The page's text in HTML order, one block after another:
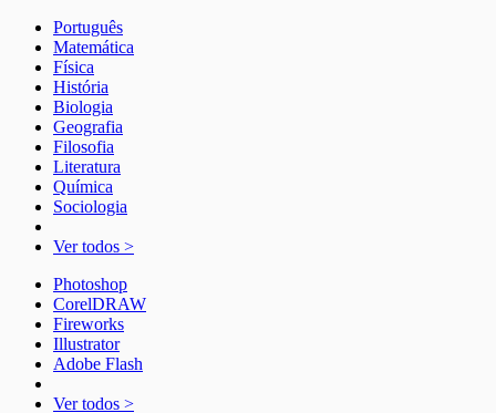
Português
Matemática
Física
História
Biologia
Geografia
Filosofia
Literatura
Química
Sociologia
Ver todos >
Photoshop
CorelDRAW
Fireworks
Illustrator
Adobe Flash
Ver todos >